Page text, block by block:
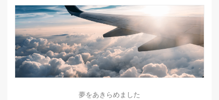
夢をあきらめました